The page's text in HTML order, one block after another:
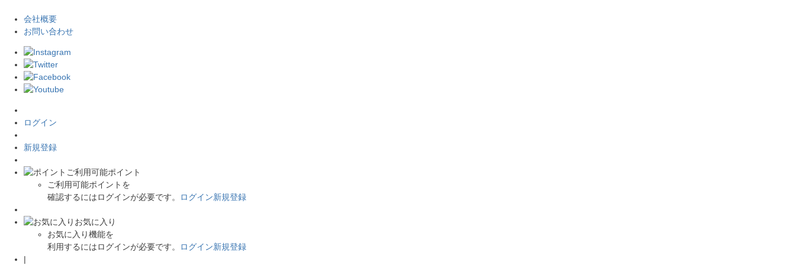
会社概要
お問い合わせ
ログイン
新規登録
ご利用可能ポイント
ご利用可能ポイントを
確認するにはログインが必要です。
ログイン新規登録
お気に入り
お気に入り機能を
利用するにはログインが必要です。
ログイン新規登録
|